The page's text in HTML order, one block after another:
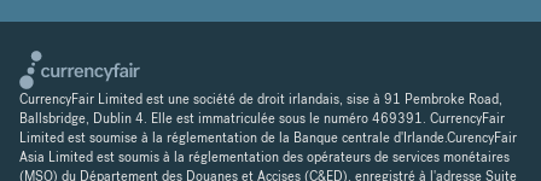
CurrencyFair Limited est une société de droit irlandais, sise à 91 Pembroke Road,
Ballsbridge, Dublin 4. Elle est immatriculée sous le numéro 469391. CurrencyFair
Limited est soumise à la réglementation de la Banque centrale d'Irlande.CurencyFair
Asia Limited est soumis à la réglementation des opérateurs de services monétaires
(MSO) du Département des Douanes et Accises (C&ED), enregistré à l'adresse Suite